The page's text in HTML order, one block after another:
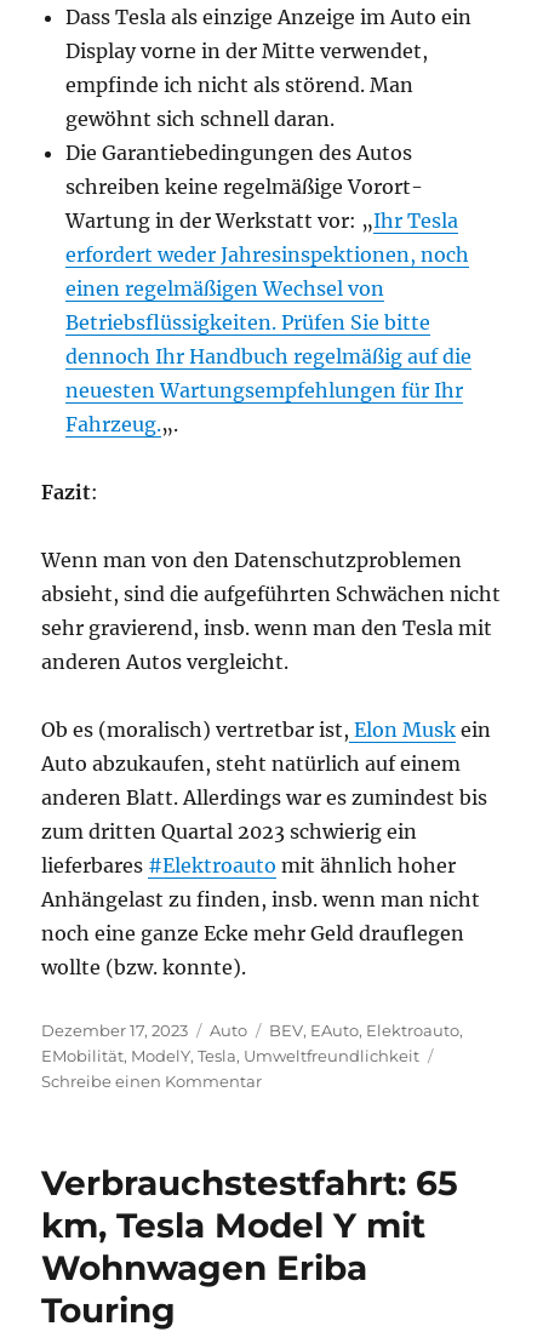
Dass Tesla als einzige Anzeige im Auto ein
Display vorne in der Mitte verwendet,
empfinde ich nicht als störend. Man
gewöhnt sich schnell daran.
Die Garantiebedingungen des Autos
schreiben keine regelmäßige Vorort-
Wartung in der Werkstatt vor: „Ihr Tesla
erfordert weder Jahresinspektionen, noch
einen regelmäßigen Wechsel von
Betriebsflüssigkeiten. Prüfen Sie bitte
dennoch Ihr Handbuch regelmäßig auf die
neuesten Wartungsempfehlungen für Ihr
Fahrzeug.„.
Fazit:
Wenn man von den Datenschutzproblemen
absieht, sind die aufgeführten Schwächen nicht
sehr gravierend, insb. wenn man den Tesla mit
anderen Autos vergleicht.
Ob es (moralisch) vertretbar ist, Elon Musk ein
Auto abzukaufen, steht natürlich auf einem
anderen Blatt. Allerdings war es zumindest bis
zum dritten Quartal 2023 schwierig ein
lieferbares #Elektroauto mit ähnlich hoher
Anhängelast zu finden, insb. wenn man nicht
noch eine ganze Ecke mehr Geld drauflegen
wollte (bzw. konnte).
Veröffentlicht
am
Dezember 17, 2023 Kategorien
Auto Schlagwörter
BEV, EAuto, Elektroauto,
EMobilität, ModelY,Tesla, Umweltfreundlichkeit
Schreibe einen Kommentarzu
Model
mit
Standardreichweite
Verbrauchstestfahrt: 65
km, Tesla Model Y mit
Wohnwagen Eriba
Touring